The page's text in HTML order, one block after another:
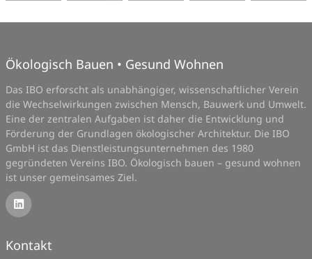
Ökologisch Bauen • Gesund Wohnen
Das IBO erforscht als unabhängiger, wissenschaftlicher Verein
die Wechselwirkungen zwischen Mensch, Bauwerk und Umwelt.
Eine der zentralen Aufgaben ist daher die Entwicklung und
Förderung der Grundlagen ökologischer Architektur. Die IBO
GmbH ist das Dienstleistungsunternehmen des 1980
gegründeten Vereins IBO. Ökologisch bauen – gesund wohnen
ist unser gemeinsames Ziel.
Kontakt